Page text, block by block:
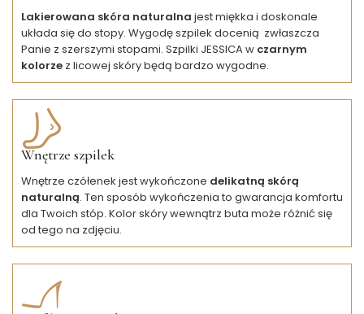
Lakierowana skóra naturalna jest miękka i doskonale
układa się do stopy. Wygodę szpilek docenią zwłaszcza
Panie z szerszymi stopami. Szpilki JESSICA w czarnym
kolorze z licowej skóry będą bardzo wygodne.
Wnętrze szpilek
Wnętrze czółenek jest wykończone delikatną skórą
naturalną. Ten sposób wykończenia to gwarancja komfortu
dla Twoich stóp. Kolor skóry wewnątrz buta może różnić się
od tego na zdjęciu.